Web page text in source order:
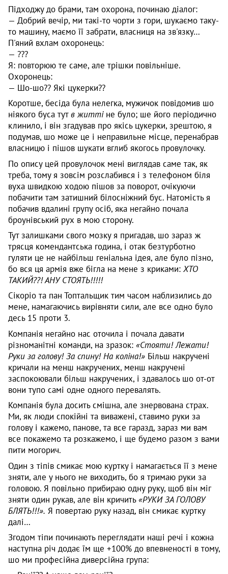
Підходжу до брами, там охорона, починаю діалог:
— Добрий вечір, ми такі-то чорти з гори, шукаємо таку-
то машину, маємо її забрати, власниця на зв'язку…
П'яний вхлам охоронець:
— ???
Я: повторюю те саме, але трішки повільніше.
Охоронець:
— Шо-шо?? Які цукерки??
Коротше, бесіда була нелегка, мужичок повідомив шо
ніякого буса тутв життіне було; ше його періодично
клинило, і він згадував про якісь цукерки, зрештою, я
подумав, шо може це і неправильне місце, перенабрав
власницю і пішов шукати вглиб якогось провулочку.
По опису цей провулочок мені виглядав саме так, як
треба, тому я зовсім розслабився і з телефоном біля
вуха швидкою ходою пішов за поворот, очікуючи
побачити там затишний білосніжний бус. Натомість я
побачив вдалині групу осіб, яка негайно почала
броунівський рух в мою сторону.
Тут залишками свого мозку я пригадав, шо зараз ж
трясця комендантська година, і отак безтурботно
гуляти це не найбільш геніальна ідея, але було пізно,
бо вся ця армія вже бігла на мене з криками: ХТО
ТАКИЙ??! АНУ СТОЯТЬ!!!!!
Сікоріо та пан Топтальщик тим часом наблизились до
мене, намагаючись вирівняти сили, але все одно було
десь 15 проти 3.
Компанія негайно нас оточила і почала давати
різноманітні команди, на зразок: «Стояти! Лежати!
Руки за голову! За спину! На коліна!» Більш накручені
кричали на менш накручених, менш накручені
заспокоювали більш накручених, і здавалось шо от-от
вони тупо самі одне одного перевалять.
Компанія була досить смішна, але знервована страх.
Ми, як люди спокійні та виважені, ставимо руки за
голову і кажемо, панове, та все гаразд, зараз ми вам
все покажемо та розкажемо, і ще будемо разом з вами
пити могорич.
Один з тіпів смикає мою куртку і намагається її з мене
зняти, але у нього не виходить, бо я тримаю руки за
головою. Я повільно прибираю одну руку, щоб він міг
зняти один рукав, але він кричить«РУКИ ЗА ГОЛОВУ
БЛЯТЬ!!!». Я повертаю руку назад, він смикає куртку
далі…
Згодом тіпи починають переглядати наші речі і кожна
наступна річ додає їм ще +100% до впевненості в тому,
шо ми професійна диверсійна група: